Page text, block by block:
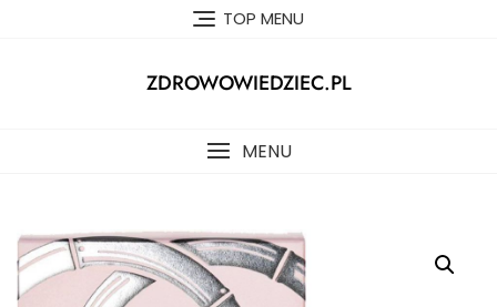
TOP MENU
ZDROWOWIEDZIEC.PL
MENU